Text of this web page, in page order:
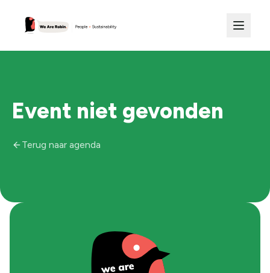
Event niet gevonden
Terug naar agenda